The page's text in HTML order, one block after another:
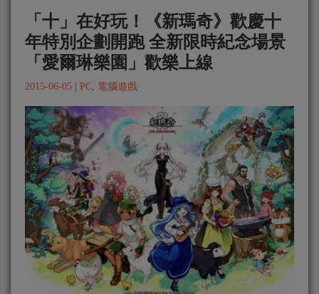
「十」在好玩！《新瑪奇》歡慶十
年特別企劃開跑 全新限時紀念場景
「愛爾琳樂園」歡樂上線
2015-06-05 PC, 電腦遊戲